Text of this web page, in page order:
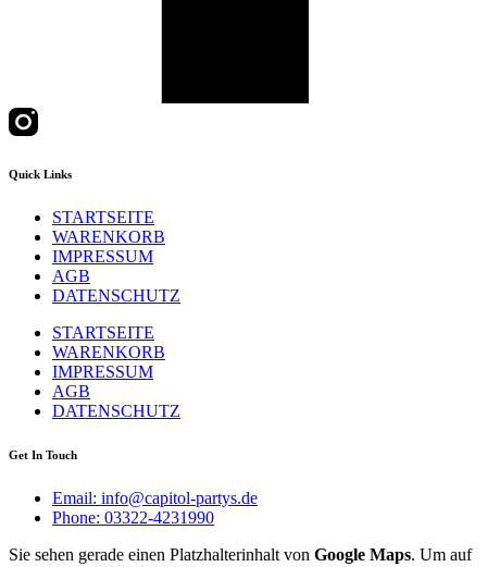
Quick Links
STARTSEITE
WARENKORB
IMPRESSUM
AGB
DATENSCHUTZ
STARTSEITE
WARENKORB
IMPRESSUM
AGB
DATENSCHUTZ
Get In Touch
Email: info@capitol-partys.de
Phone: 03322-4231990
Sie sehen gerade einen Platzhalterinhalt von Google Maps. Um auf